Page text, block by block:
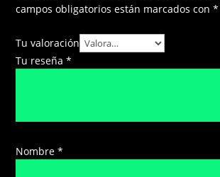
campos obligatorios están marcados con*
Tu valoración
Tu reseña*
Nombre*